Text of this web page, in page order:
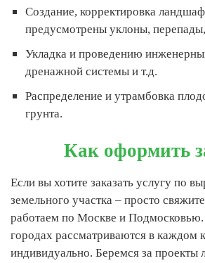
Создание, корректировка
предусмотрены уклоны,
Укладка и проведению
дренажной системы и т.д.
Распределение и утрамбовка
грунта.
Как оформить
Если вы хотите заказать услугу по
земельного участка – просто
работаем по Москве и
городах рассматриваются в каждом
индивидуально. Беремся за проекты